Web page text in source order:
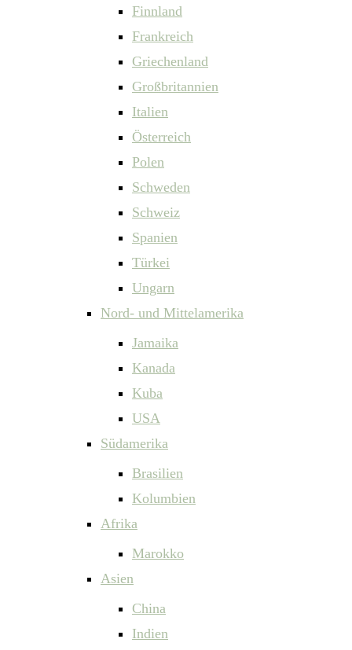
Finnland
Frankreich
Griechenland
Großbritannien
Italien
Österreich
Polen
Schweden
Schweiz
Spanien
Türkei
Ungarn
Nord- und Mittelamerika
Jamaika
Kanada
Kuba
USA
Südamerika
Brasilien
Kolumbien
Afrika
Marokko
Asien
China
Indien